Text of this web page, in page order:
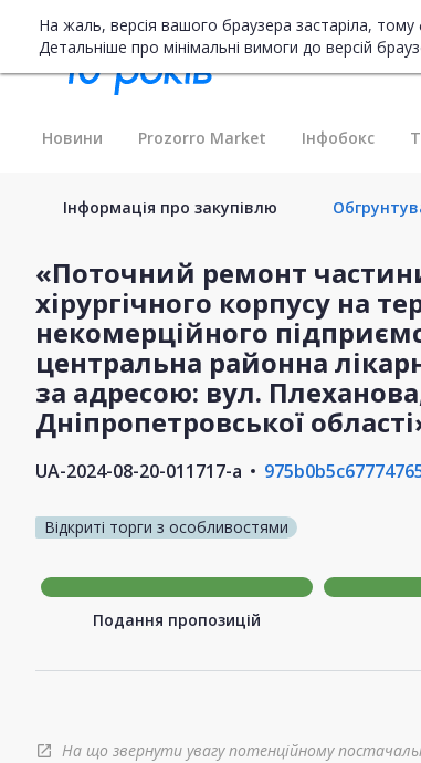
На жаль, версія вашого браузера застаріла,
Детальніше про мінімальні вимоги до версій
Новини Prozorro Market Інфобокс
Інформація про закупівлю
«Поточний ремонт
хірургічного корпусу на
некомерційного
центральна районна
за адресою: вул.
Дніпропетровської
UA-2024-08-20-011717-a
Відкриті торги з особливостями
Подання пропозицій
open_in_new На що звернути увагу потенційному